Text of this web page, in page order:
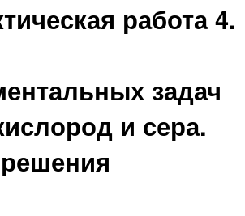
работа 4.
задач
и сера.